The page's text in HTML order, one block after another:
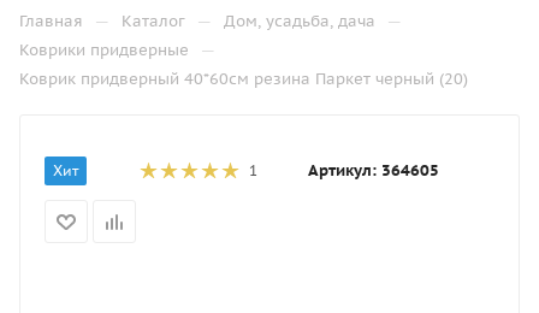
Главная — Каталог — Дом, усадьба, дача —
Коврики придверные —
Коврик придверный 40*60см резина Паркет черный (20)
Хит 1 Артикул: 364605